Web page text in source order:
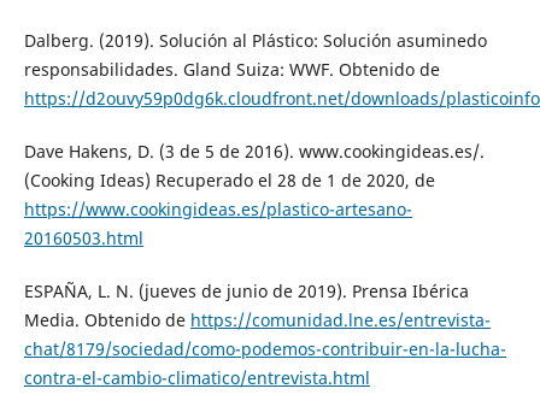
Dalberg. (2019). Solución al Plástico: Solución asuminedo
responsabilidades. Gland Suiza: WWF. Obtenido de
https://d2ouvy59p0dg6k.cloudfront.net/downloads/
Dave Hakens, D. (3 de 5 de 2016). www.cookingideas.es/.
(Cooking Ideas) Recuperado el 28 de 1 de 2020, de
https://www.cookingideas.es/plastico-artesano-
20160503.html
ESPAÑA, L. N. (jueves de junio de 2019). Prensa Ibérica
Media. Obtenido de https://comunidad.lne.es/entrevista-
chat/8179/sociedad/como-podemos-contribuir-en-la-lucha-
contra-el-cambio-climatico/entrevista.html